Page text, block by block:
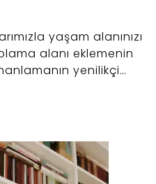
yaşam alanınızı
alanı eklemenin
yenilikçi